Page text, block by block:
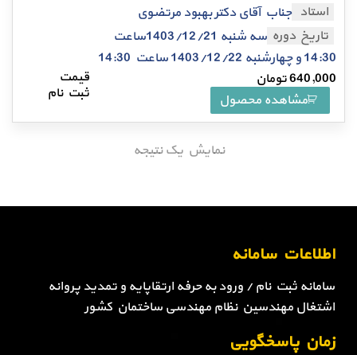
استاد جناب آقای دکتر بهبود مرتضوی
تاریخ دوره
سه شنبه 1403/12/21ساعت
14:30 و چهارشنبه 1403/12/22 ساعت 14:30
640,000تومان
مشاهده محصول
نمایش یک نتیجه
اطلاعات سامانه
سامانه ثبت نام / ورود به حرفه ارتقاپایه و تمدید پروانه
اشتغال مهندسین نظام مهندسی ساختمان کشور
زمان پاسخگویی